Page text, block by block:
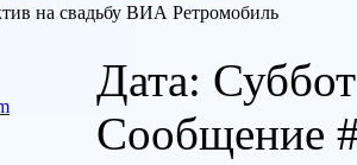
на свадьбу ВИА Ретромобиль
Дата:
Сообщение